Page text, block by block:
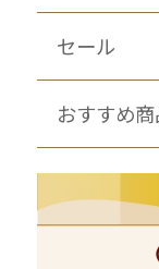
セール
おすすめ商